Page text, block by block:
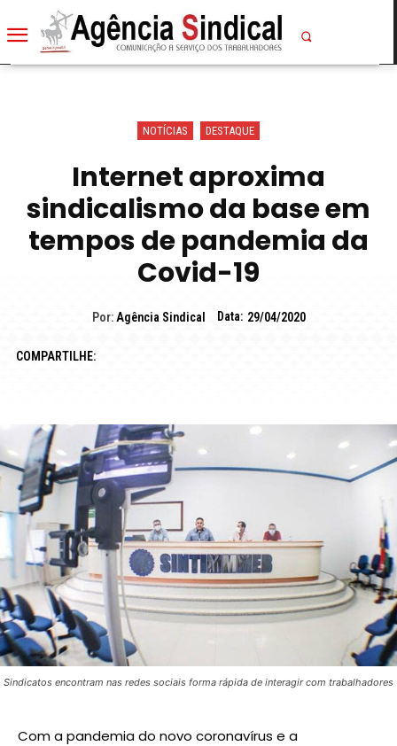
NOTÍCIAS DESTAQUE
Internet aproxima
sindicalismo da base em
tempos de pandemia da
Covid-19
Por: Agência Sindical Data: 29/04/2020
COMPARTILHE:
Sindicatos encontram nas redes sociais forma rápida de interagir com trabalhadores
Com a pandemia do novo coronavírus e a